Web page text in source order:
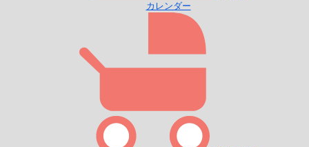
カレンダー